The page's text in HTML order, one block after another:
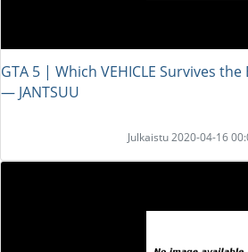
GTA 5 | Which VEHICLE Survives the
― JANTSUU
Julkaistu 2020-04-16